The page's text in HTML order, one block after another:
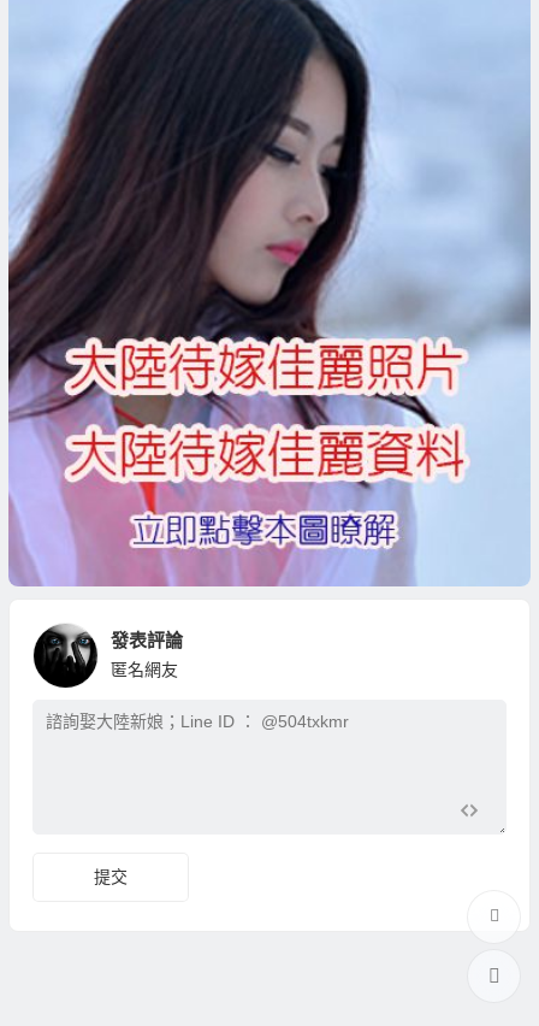
發表評論
匿名網友
提交